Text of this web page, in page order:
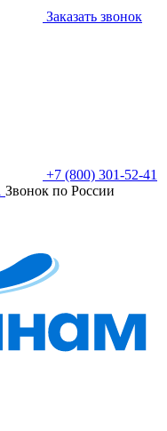
Заказать звонок
+7 (800) 301-52-41
Звонок по России